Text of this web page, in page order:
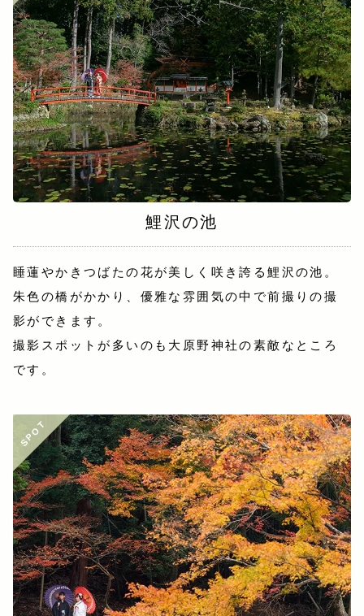
鯉沢の池
睡蓮やかきつばたの花が美しく咲き誇る鯉沢の池。
朱色の橋がかかり、優雅な雰囲気の中で前撮りの撮
影ができます。
撮影スポットが多いのも大原野神社の素敵なところ
です。
SPOT